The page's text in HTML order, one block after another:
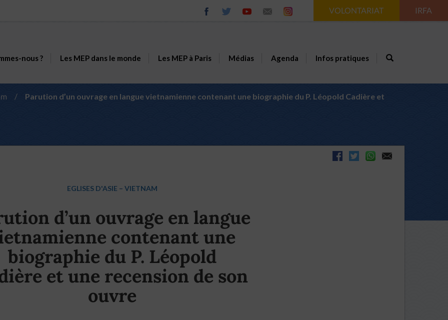
VOLONTARIAT IRFA
nous ? Les MEP dans le monde Les MEP à Paris Médias Agenda Infos pratiques
/ Parution d’un ouvrage en langue vietnamienne contenant une biographie du P. Léopold Cadière et
EGLISES D'ASIE – VIETNAM
d’un ouvrage en langue
contenant une
biographie du P. Léopold
et une recension de son
ouvre